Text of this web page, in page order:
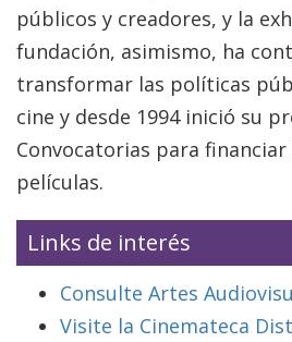
públicos y creadores, y la
fundación, asimismo, ha
transformar las políticas
cine y desde 1994 inició su
Convocatorias para
películas.
Links de interés
Consulte Artes
Visite la Cinemateca